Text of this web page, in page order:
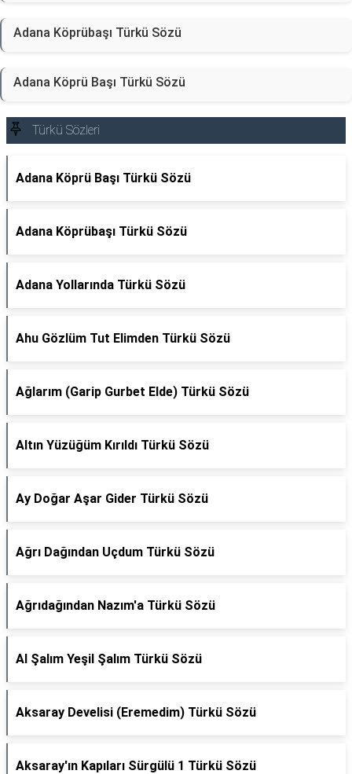
Adana Köprübaşı Türkü Sözü
Adana Köprü Başı Türkü Sözü
Türkü Sözleri
Adana Köprü Başı Türkü Sözü
Adana Köprübaşı Türkü Sözü
Adana Yollarında Türkü Sözü
Ahu Gözlüm Tut Elimden Türkü Sözü
Ağlarım (Garip Gurbet Elde) Türkü Sözü
Altın Yüzüğüm Kırıldı Türkü Sözü
Ay Doğar Aşar Gider Türkü Sözü
Ağrı Dağından Uçdum Türkü Sözü
Ağrıdağından Nazım'a Türkü Sözü
Al Şalım Yeşil Şalım Türkü Sözü
Aksaray Develisi (Eremedim) Türkü Sözü
Aksaray'ın Kapıları Sürgülü 1 Türkü Sözü